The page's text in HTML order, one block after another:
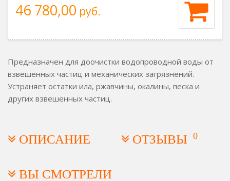
46 780,00 руб.
Предназначен для доочистки водопроводной воды от
взвешенных частиц и механических загрязнений.
Устраняет остатки ила, ржавчины, окалины, песка и
других взвешенных частиц.
ОПИСАНИЕ ОТЗЫВЫ 0
ВЫ СМОТРЕЛИ